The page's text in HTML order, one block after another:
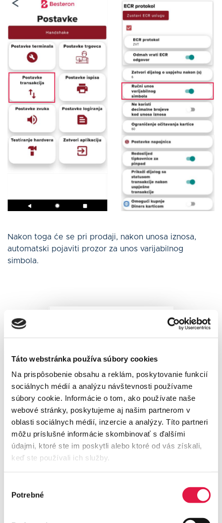
Táto webstránka používa súbory cookies
Na prispôsobenie obsahu a reklám, poskytovanie funkcií
sociálnych médií a analýzu návštevnosti používame
súbory cookie. Informácie o tom, ako používate naše
webové stránky, poskytujeme aj našim partnerom v
oblasti sociálnych médií, inzercie a analýzy. Títo partneri
môžu príslušné informácie skombinovať s ďalšími
údajmi, ktoré ste im poskytli alebo ktoré od vás získali,
keď ste používali ich služby.
súhlasu
Potrebné
Nakon toga će se pri prodaji, nakon unosa iznosa,
automatski pojaviti prozor za unos varijabilnog
simbola.